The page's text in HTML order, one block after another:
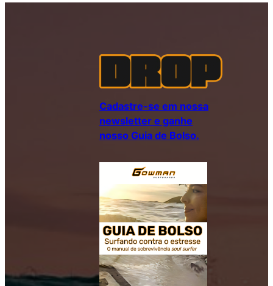
Cadastre-se em nossa
newsletter e ganhe
nosso Guia de Bolso.